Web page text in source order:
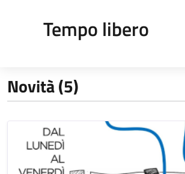
Tempo libero
Novità (5)